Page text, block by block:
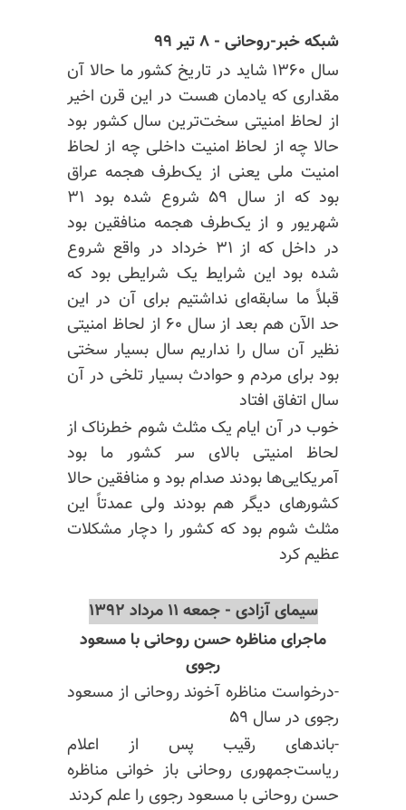
شبکه خبر-روحانی - ۸ تیر ۹۹
سال ۱۳۶۰ شاید در تاریخ کشور ما حالا آن
مقداری که یادمان هست در این قرن اخیر
از لحاظ امنیتی سخت‌ترین سال کشور بود
حالا چه از لحاظ امنیت داخلی چه از لحاظ
امنیت ملی یعنی از یک‌طرف هجمه عراق
بود که از سال ۵۹ شروع شده بود ۳۱
شهریور و از یک‌طرف هجمه منافقین بود
در داخل که از ۳۱ خرداد در واقع شروع
شده بود این شرایط یک شرایطی بود که
قبلاً ما سابقه‌ای نداشتیم برای آن در این
حد الآن هم بعد از سال ۶۰ از لحاظ امنیتی
نظیر آن سال را نداریم سال بسیار سختی
بود برای مردم و حوادث بسیار تلخی در آن
سال اتفاق افتاد
خوب در آن ایام یک مثلث شوم خطرناک از
لحاظ امنیتی بالای سر کشور ما بود
آمریکایی‌ها بودند صدام بود و منافقین حالا
کشورهای دیگر هم بودند ولی عمدتاً این
مثلث شوم بود که کشور را دچار مشکلات
عظیم کرد
سیمای آزادی - جمعه ۱۱ مرداد ۱۳۹۲
ماجرای مناظره حسن روحانی با مسعود
رجوی
-درخواست مناظره آخوند روحانی از مسعود
رجوی در سال ۵۹
-باندهای رقیب پس از اعلام
ریاست‌جمهوری روحانی باز خوانی مناظره
حسن روحانی با مسعود رجوی را علم کردند